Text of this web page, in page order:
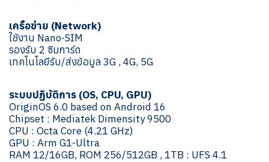
เครือข่าย (Network)
ใช้งาน Nano-SIM
รองรับ 2 ซิมการ์ด
เทคโนโลยีรับ/ส่งข้อมูล 3G , 4G, 5G
ระบบปฏิบัติการ (OS, CPU, GPU)
OriginOS 6.0 based on Android 16
Chipset : Mediatek Dimensity 9500
CPU : Octa Core (4.21 GHz)
GPU : Arm G1-Ultra
RAM 12/16GB, ROM 256/512GB , 1TB : UFS 4.1